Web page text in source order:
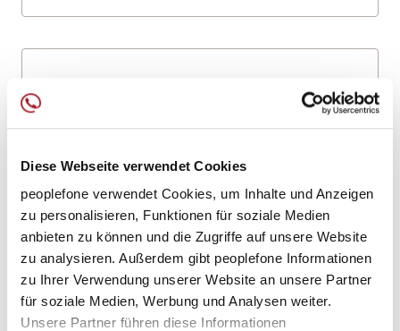
Diese Webseite verwendet Cookies
peoplefone verwendet Cookies, um Inhalte und Anzeigen
zu personalisieren, Funktionen für soziale Medien
anbieten zu können und die Zugriffe auf unsere Website
zu analysieren. Außerdem gibt peoplefone Informationen
zu Ihrer Verwendung unserer Website an unsere Partner
für soziale Medien, Werbung und Analysen weiter.
Unsere Partner führen diese Informationen
Ergänzende
Bestandteile